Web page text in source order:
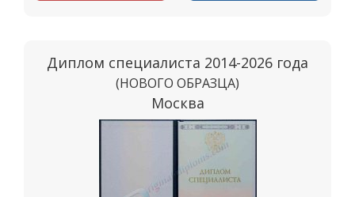
Диплом специалиста 2014-2026 года
(НОВОГО ОБРАЗЦА)
Москва